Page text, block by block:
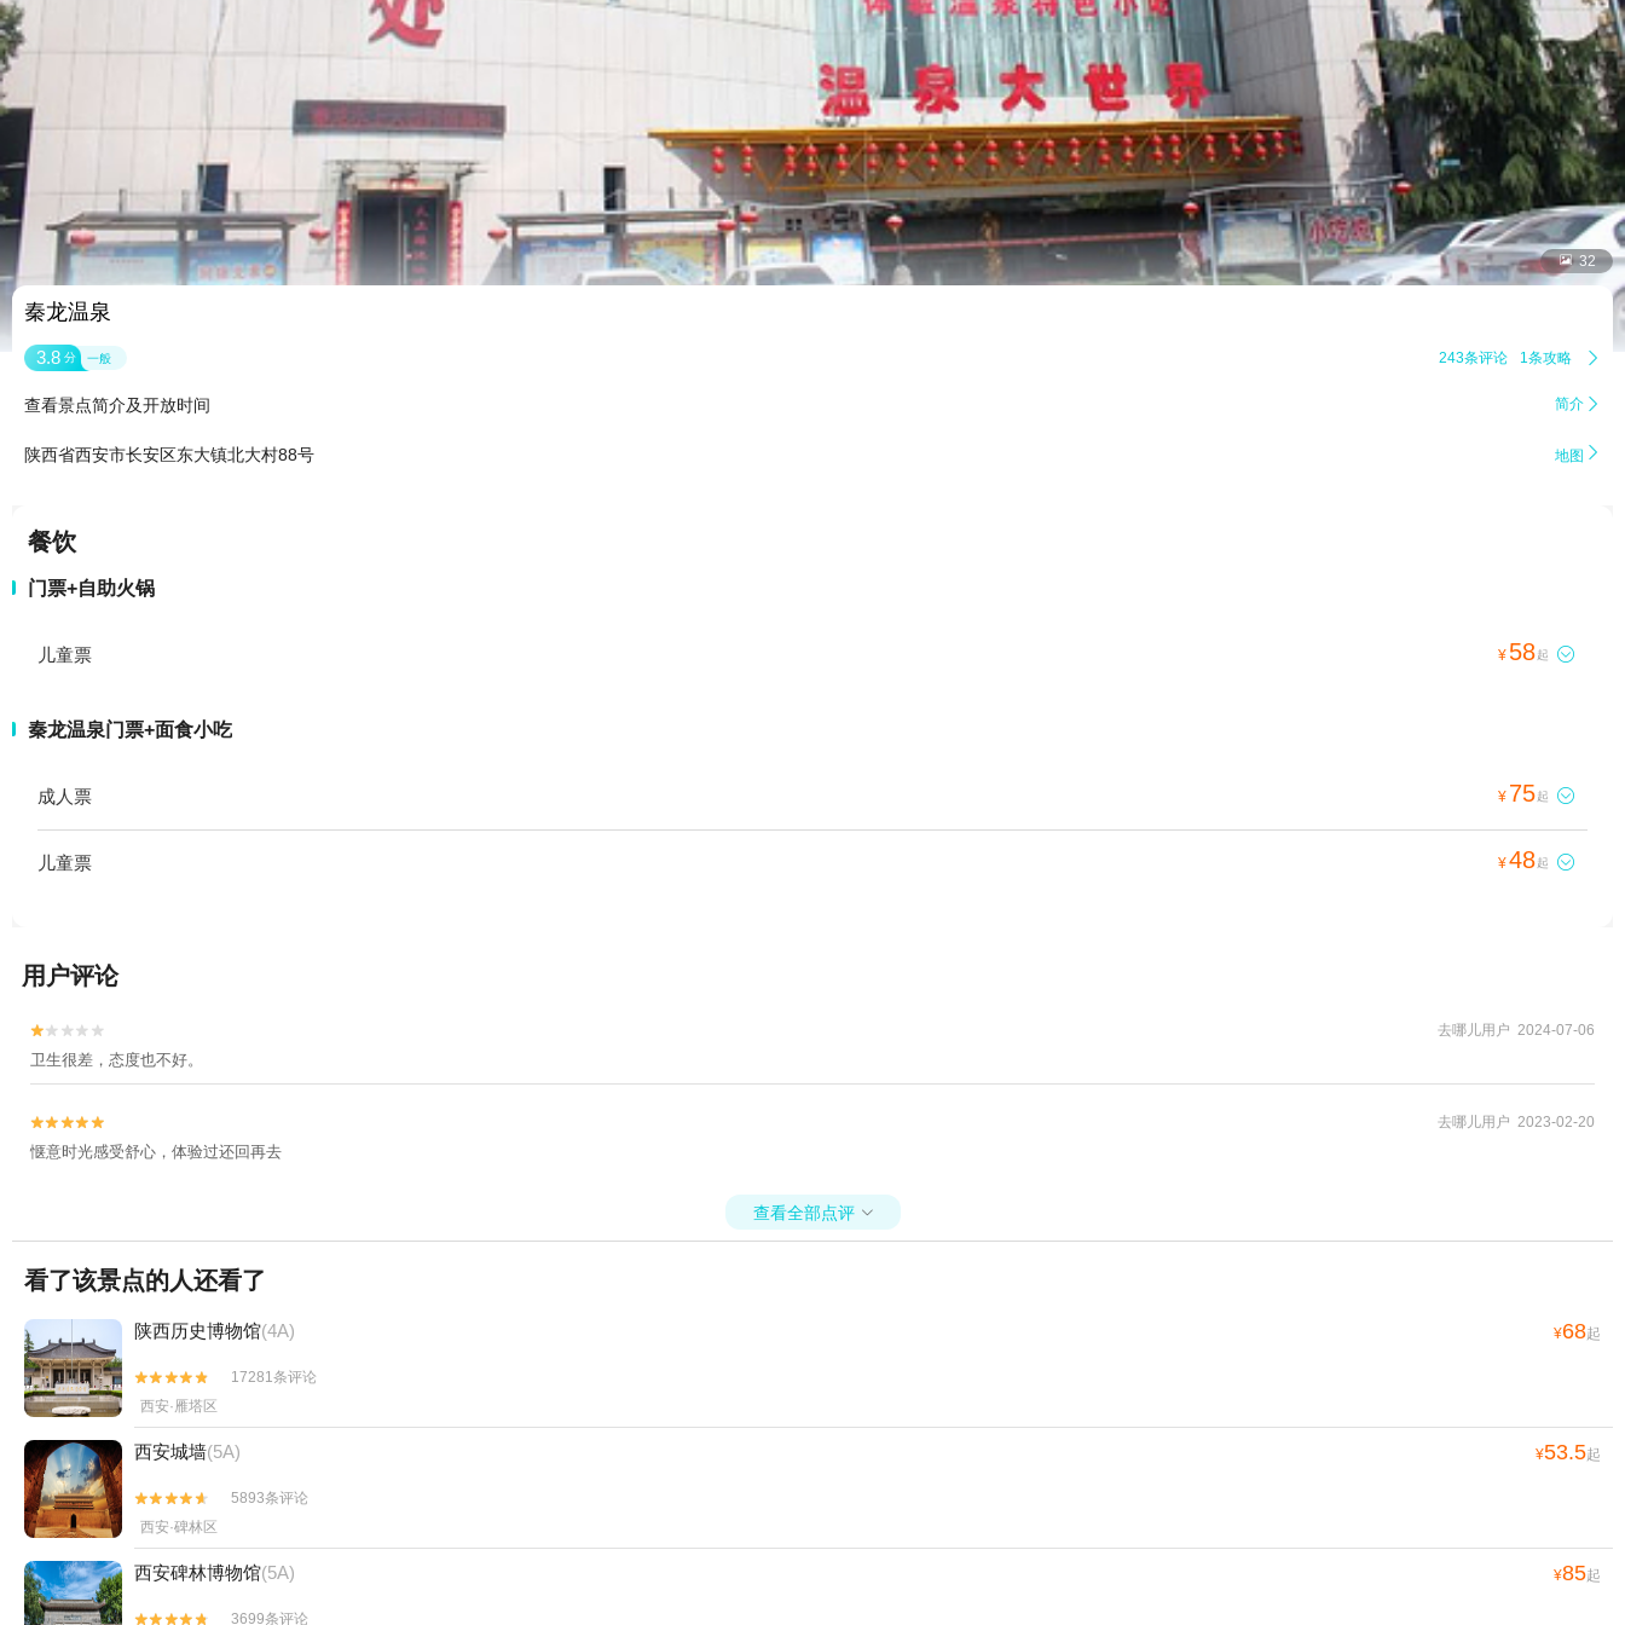
 32
秦龙温泉
3.8 分 一般 243条评论 1条攻略 
查看景点简介及开放时间 简介 
陕西省西安市长安区东大镇北大村88号 地图 
餐饮
门票+自助火锅
儿童票 ¥ 58起 
秦龙温泉门票+面食小吃
成人票 ¥ 75起 
儿童票 ¥48起 
用户评论

 去哪儿用户 2024-07-06
卫生很差，态度也不好。

 去哪儿用户 2023-02-20
惬意时光感受舒心，体验过还回再去
查看全部点评 
看了该景点的人还看了
陕西历史博物馆(4A) ¥68起


17281条评论
西安·雁塔区
西安城墙(5A) ¥53.5起


5893条评论
西安·碑林区
西安碑林博物馆(5A) ¥85起

 3699条评论